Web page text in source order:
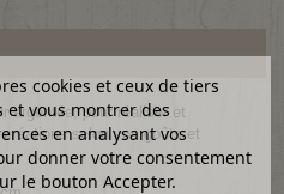
argentée, pour réaliser et
selon vos goûts et
cookies et ceux de tiers
et vous montrer des
en analysant vos
donner votre consentement
le bouton Accepter.